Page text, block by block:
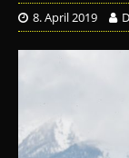
8. April 2019